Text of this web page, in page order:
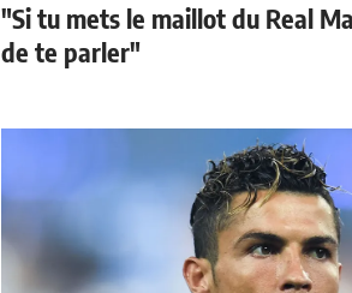
"Si tu mets le maillot du Real
de te parler"